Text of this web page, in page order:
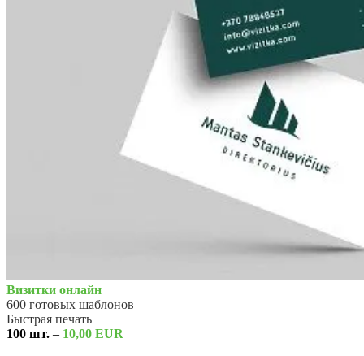
Визитки онлайн
600 готовых шаблонов
Быстрая печать
100 шт. – 10,00 EUR